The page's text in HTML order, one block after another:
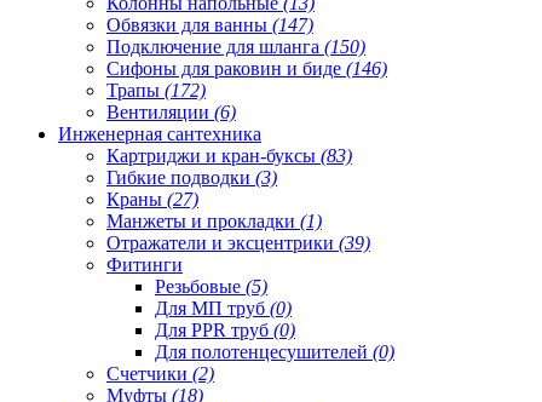
Обвязки для ванны (147)
Подключение для шланга (150)
Сифоны для раковин и биде (146)
Трапы (172)
Вентиляции (6)
Инженерная сантехника
Картриджи и кран-буксы (83)
Гибкие подводки (3)
Краны (27)
Манжеты и прокладки (1)
Отражатели и эксцентрики (39)
Фитинги
Резьбовые (5)
Для МП труб (0)
Для PPR труб (0)
Для полотенцесушителей (0)
Счетчики (2)
Муфты (18)